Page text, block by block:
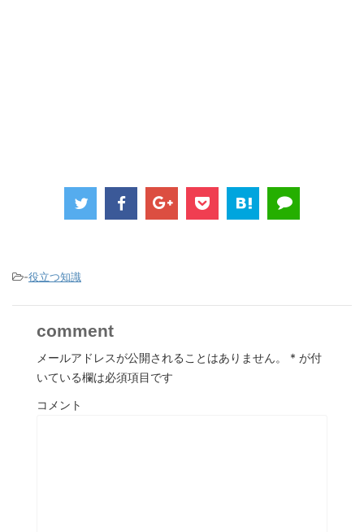
-役立つ知識
comment
メールアドレスが公開されることはありません。 * が付
いている欄は必須項目です
コメント